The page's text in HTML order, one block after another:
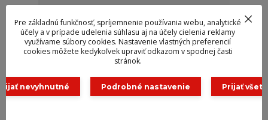
Pre základnú funkčnosť, spríjemnenie používania webu, analytické
účely a v prípade udelenia súhlasu aj na účely cielenia reklamy
využívame súbory cookies. Nastavenie vlastných preferencií
cookies môžete kedykoľvek upraviť odkazom v spodnej časti
stránok.
nevyhnutné Podrobné nastavenie Prijať